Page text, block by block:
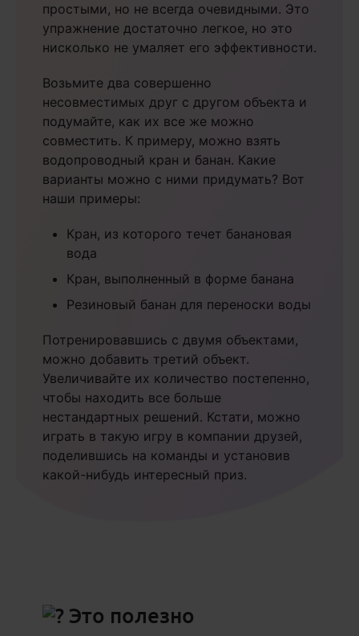
простыми, но не всегда очевидными. Это
упражнение достаточно легкое, но это
нисколько не умаляет его эффективности.
Возьмите два совершенно
несовместимых друг с другом объекта и
подумайте, как их все же можно
совместить. К примеру, можно взять
водопроводный кран и банан. Какие
варианты можно с ними придумать? Вот
наши примеры:
Кран, из которого течет банановая
вода
Кран, выполненный в форме банана
Резиновый банан для переноски воды
Потренировавшись с двумя объектами,
можно добавить третий объект.
Увеличивайте их количество постепенно,
чтобы находить все больше
нестандартных решений. Кстати, можно
играть в такую игру в компании друзей,
поделившись на команды и установив
какой-нибудь интересный приз.
Это полезно